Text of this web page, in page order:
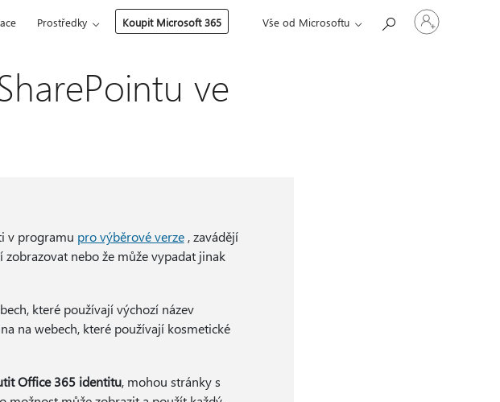
Prostředky Koupit Microsoft 365 Vše od Microsoftu
Přihlaste
se
ve
v programu pro výběrové verze, zavádějí
nebo že může vypadat jinak
které používají výchozí název
na webech, které používají kosmetické
Office 365 identitu, mohou stránky s